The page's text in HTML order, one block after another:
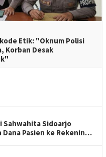
Etik: "Oknum Polisi
Korban Desak
Sahwahita Sidoarjo
Pasien ke Rekening